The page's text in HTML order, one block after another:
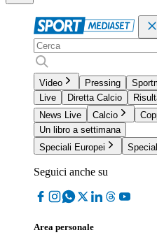
Video Pressing
Live
Diretta Calcio
News Live
Calcio
Un libro a settimana
Speciali Europei
Seguici anche su
Area personale